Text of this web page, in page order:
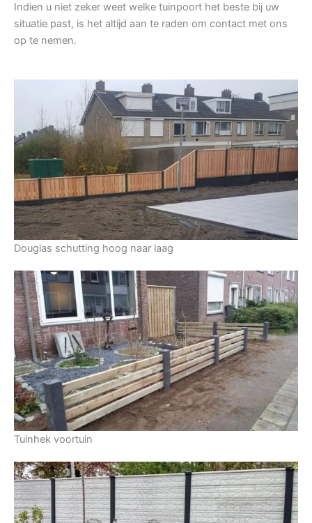
Indien u niet zeker weet welke tuinpoort het beste bij uw
situatie past, is het altijd aan te raden om contact met ons
op te nemen.
Douglas schutting hoog naar laag
Tuinhek voortuin